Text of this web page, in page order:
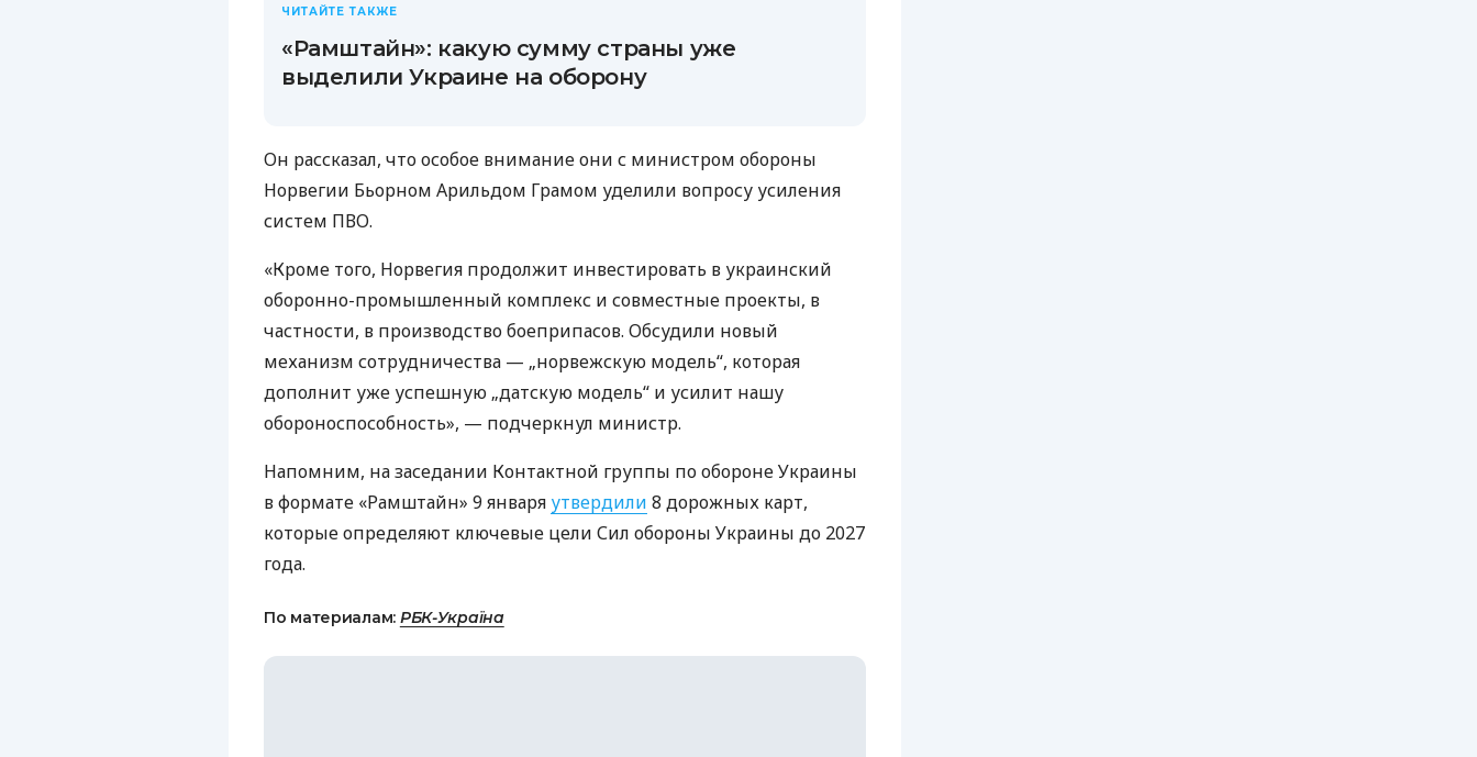
ЧИТАЙТЕ ТАКЖЕ
«Рамштайн»: какую сумму страны уже
выделили Украине на оборону
Он рассказал, что особое внимание они с министром обороны
Норвегии Бьорном Арильдом Грамом уделили вопросу усиления
систем ПВО.
«Кроме того, Норвегия продолжит инвестировать в украинский
оборонно-промышленный комплекс и совместные проекты, в
частности, в производство боеприпасов. Обсудили новый
механизм сотрудничества — „норвежскую модель“, которая
дополнит уже успешную „датскую модель“ и усилит нашу
обороноспособность», — подчеркнул министр.
Напомним, на заседании Контактной группы по обороне Украины
в формате «Рамштайн» 9 января утвердили 8 дорожных карт,
которые определяют ключевые цели Сил обороны Украины до 2027
года.
По материалам: РБК-Україна